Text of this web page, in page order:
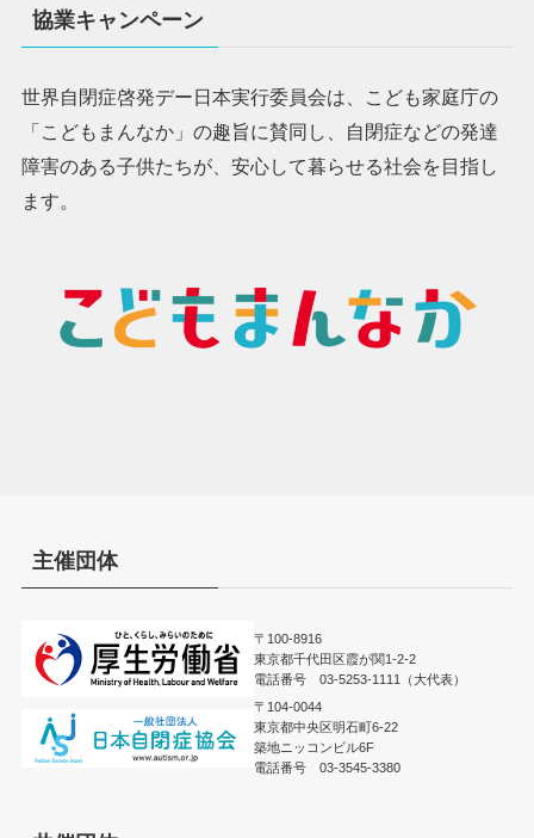
協業キャンペーン
世界自閉症啓発デー日本実行委員会は、こども家庭庁の
「こどもまんなか」の趣旨に賛同し、自閉症などの発達
障害のある子供たちが、安心して暮らせる社会を目指し
ます。
主催団体
〒100-8916
東京都千代田区霞が関1-2-2
電話番号 03-5253-1111（大代表）
〒104-0044
東京都中央区明石町6-22
築地ニッコンビル6F
電話番号 03-3545-3380